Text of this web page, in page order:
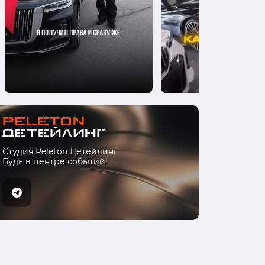
Студия Peleton Детейлинг
Будь в центре событий!